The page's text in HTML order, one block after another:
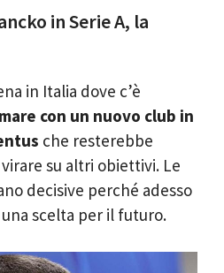
in Serie A, la
in Italia dove c’è
con un nuovo club in
che resterebbe
su altri obiettivi. Le
decisive perché adesso
scelta per il futuro.